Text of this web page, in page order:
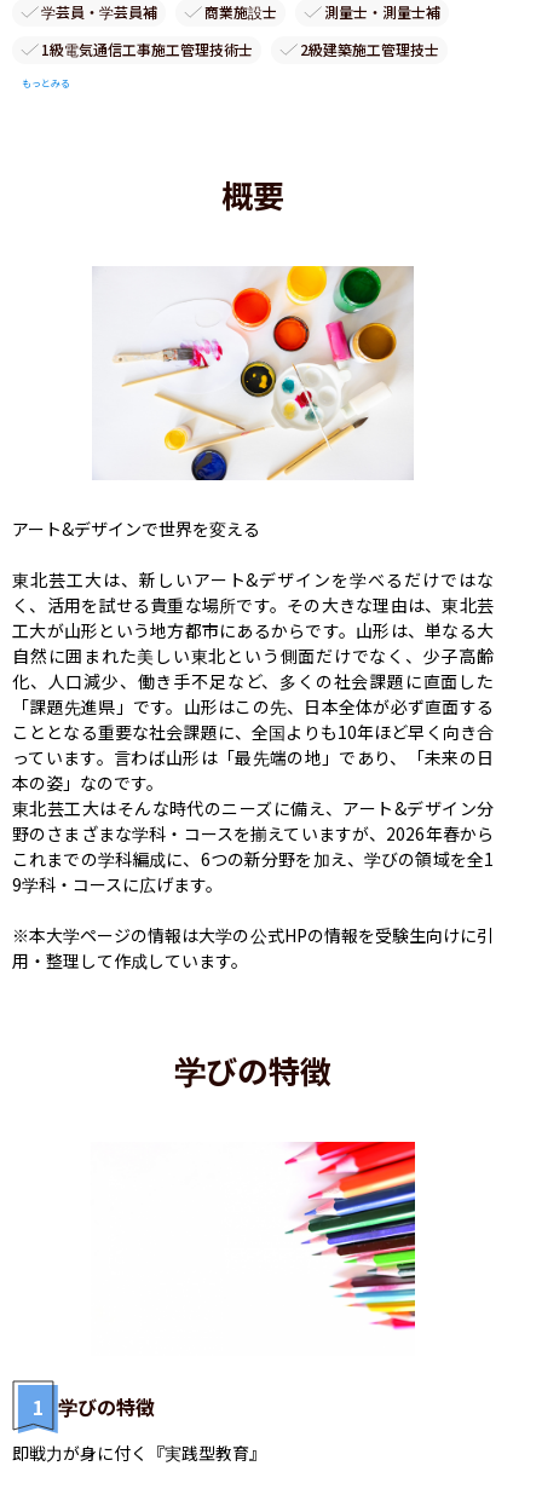
学芸員・学芸員補 商業施設士
測量士・測量士補
1級電気通信工事施工管理技術士
2級建築施工管理技士
もっとみる
概要
アート&デザインで世界を変える
東北芸工大は、新しいアート&デザインを学べるだけではな
く、活用を試せる貴重な場所です。その大きな理由は、東北芸
工大が山形という地方都市にあるからです。山形は、単なる大
自然に囲まれた美しい東北という側面だけでなく、少子高齢
化、人口減少、働き手不足など、多くの社会課題に直面した
「課題先進県」です。山形はこの先、日本全体が必ず直面する
こととなる重要な社会課題に、全国よりも10年ほど早く向き合
っています。言わば山形は「最先端の地」であり、「未来の日
本の姿」なのです。
東北芸工大はそんな時代のニーズに備え、アート&デザイン分
野のさまざまな学科・コースを揃えていますが、2026年春から
これまでの学科編成に、6つの新分野を加え、学びの領域を全1
9学科・コースに広げます。
※本大学ページの情報は大学の公式HPの情報を受験生向けに引
用・整理して作成しています。
学びの特徴
1 学びの特徴
即戦力が身に付く『実践型教育』